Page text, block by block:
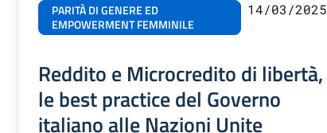
PARITÀ DI GENERE ED
EMPOWERMENT FEMMINILE
14/03/2025
Reddito e Microcredito di libertà,
le best practice del Governo
italiano alle Nazioni Unite